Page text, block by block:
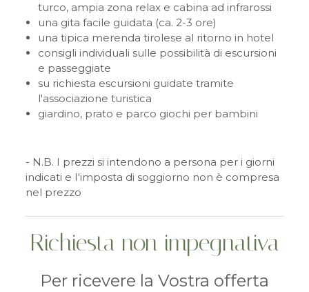
turco, ampia zona relax e cabina ad infrarossi
una gita facile guidata (ca. 2-3 ore)
una tipica merenda tirolese al ritorno in hotel
consigli individuali sulle possibilità di escursioni
e passeggiate
su richiesta escursioni guidate tramite
l'associazione turistica
giardino, prato e parco giochi per bambini
- N.B. I prezzi si intendono a persona per i giorni
indicati e I'imposta di soggiorno non è compresa
nel prezzo
Richiesta non impegnativa
Per ricevere la Vostra offerta